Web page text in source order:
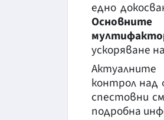
едно
ускоряване
Актуалните
контрол над
спестовни
подробна